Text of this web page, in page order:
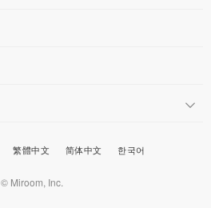
繁體中文 简体中文 한국어
© Miroom, Inc.